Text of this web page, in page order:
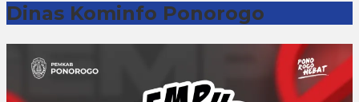
Dinas Kominfo Ponorogo